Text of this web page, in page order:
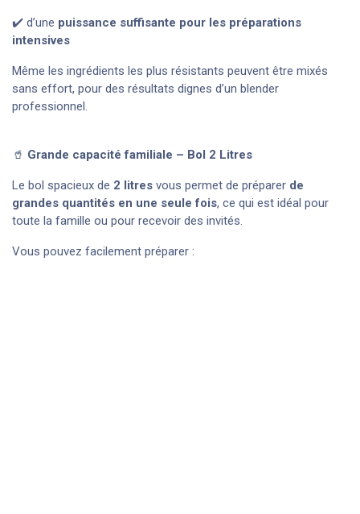
✔️ d’une puissance suffisante pour les préparations
intensives
Même les ingrédients les plus résistants peuvent être mixés
sans effort, pour des résultats dignes d’un blender
professionnel.
🥤 Grande capacité familiale – Bol 2 Litres
Le bol spacieux de 2 litres vous permet de préparer de
grandes quantités en une seule fois, ce qui est idéal pour
toute la famille ou pour recevoir des invités.
Vous pouvez facilement préparer :